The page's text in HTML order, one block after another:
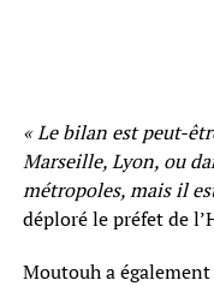
« Le bilan est peut-
Marseille, Lyon, ou
métropoles, mais il
déploré le préfet de
Moutouh a